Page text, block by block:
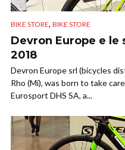
BIKE STORE, BIKE STORE
Devron Europe e le
2018
Devron Europe srl (bicycles
Rho (Mi), was born to take
Eurosport DHS SA, a...